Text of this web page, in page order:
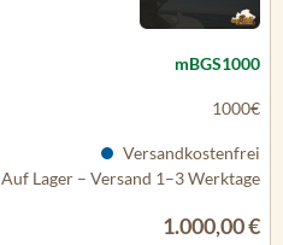
mBGS1000
1000€
Versandkostenfrei
Auf Lager – Versand 1–3 Werktage
1.000,00 €